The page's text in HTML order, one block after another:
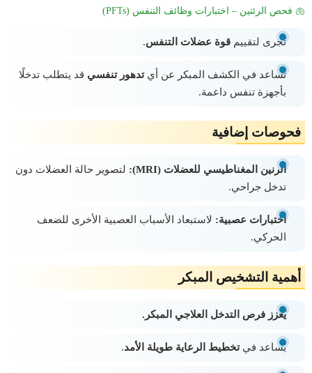
🫁 فحص الرئتين – اختبارات وظائف التنفس (PFTs)
تُجرى لتقييم قوة عضلات التنفس.
تساعد في الكشف المبكر عن أيتدهور تنفسي قد يتطلب تدخلًا
بأجهزة تنفس داعمة.
فحوصات إضافية
الرنين المغناطيسي للعضلات (MRI):
لتصوير حالة العضلات دون
تدخل جراحي.
اختبارات عصبية: لاستبعاد الأسباب العصبية الأخرى للضعف
الحركي.
أهمية التشخيص المبكر
يُعزز فرص التدخل العلاجي المبكر.
يُساعد فيتخطيط الرعاية طويلة الأمد.